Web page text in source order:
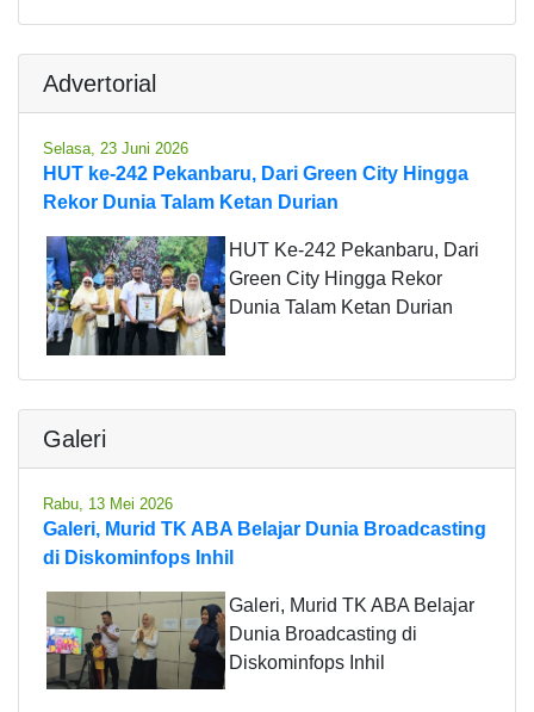
Advertorial
Selasa, 23 Juni 2026
HUT ke-242 Pekanbaru, Dari Green City Hingga
Rekor Dunia Talam Ketan Durian
HUT Ke-242 Pekanbaru, Dari
Green City Hingga Rekor
Dunia Talam Ketan Durian
Galeri
Rabu, 13 Mei 2026
Galeri, Murid TK ABA Belajar Dunia Broadcasting
di Diskominfops Inhil
Galeri, Murid TK ABA Belajar
Dunia Broadcasting di
Diskominfops Inhil